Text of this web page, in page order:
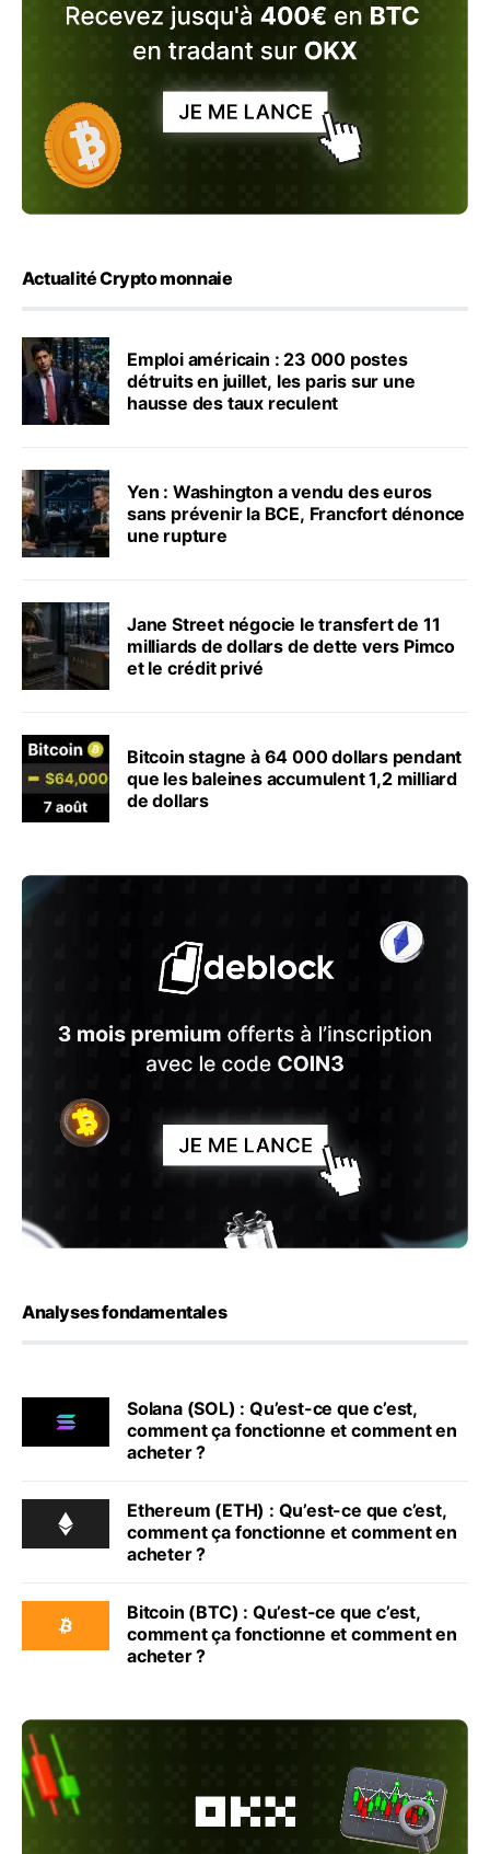
Actualité Crypto monnaie
Emploi américain : 23 000 postes
détruits en juillet, les paris sur une
hausse des taux reculent
Yen : Washington a vendu des euros
sans prévenir la BCE, Francfort dénonce
une rupture
Jane Street négocie le transfert de 11
milliards de dollars de dette vers Pimco
et le crédit privé
Bitcoin stagne à 64 000 dollars pendant
que les baleines accumulent 1,2 milliard
de dollars
Analyses fondamentales
Solana (SOL) : Qu’est-ce que c’est,
comment ça fonctionne et comment en
acheter ?
Ethereum (ETH) : Qu’est-ce que c’est,
comment ça fonctionne et comment en
acheter ?
Bitcoin (BTC) : Qu’est-ce que c’est,
comment ça fonctionne et comment en
acheter ?